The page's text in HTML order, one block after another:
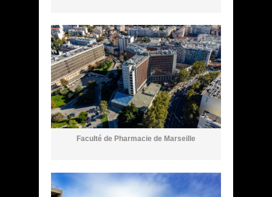
Faculté de Pharmacie de Marseille